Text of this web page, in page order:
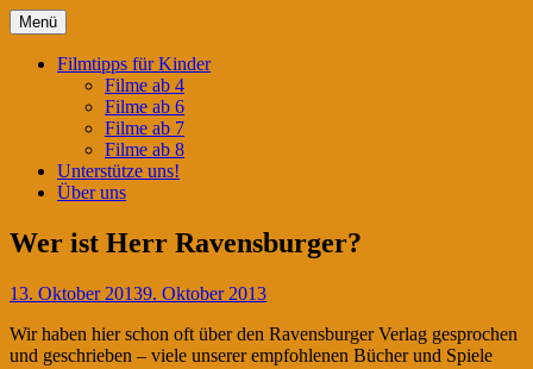
Springe
zum
InhaltKinderwahnsinn
Menü
Filmtipps für Kinder
Filme ab 4
Filme ab 6
Filme ab 7
Filme ab 8
Unterstütze uns!
Über uns
Wer ist Herr Ravensburger?
13. Oktober 20139. Oktober 2013
Wir haben hier schon oft über den Ravensburger Verlag gesprochen
und geschrieben – viele unserer empfohlenen Bücher und Spiele